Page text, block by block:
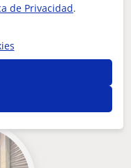
Alicante
en Elche que
de Privacidad.